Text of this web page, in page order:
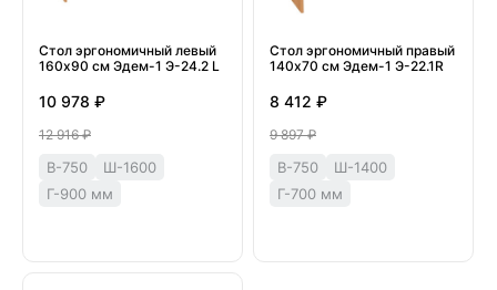
Стол эргономичный левый
160х90 см Эдем-1 Э-24.2 L
10 978 ₽
12 916 ₽
В-750
Ш-1600
Г-900 мм
Стол эргономичный правый
140х70 см Эдем-1 Э-22.1R
8 412 ₽
9 897 ₽
В-750
Ш-1400
Г-700 мм